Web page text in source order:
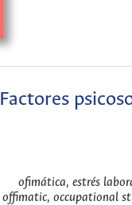
Factores
ofimática, estrés
offimatic, occupational